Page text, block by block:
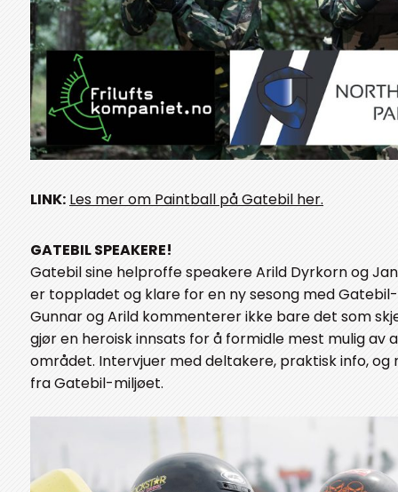
LINK: Les mer om Paintball på Gatebil her.
GATEBIL SPEAKERE!
Gatebil sine helproffe speakere Arild Dyrkorn og
er toppladet og klare for en ny sesong med
Gunnar og Arild kommenterer ikke bare det som
gjør en heroisk innsats for å formidle mest mulig av
området. Intervjuer med deltakere, praktisk info, og
fra Gatebil-miljøet.